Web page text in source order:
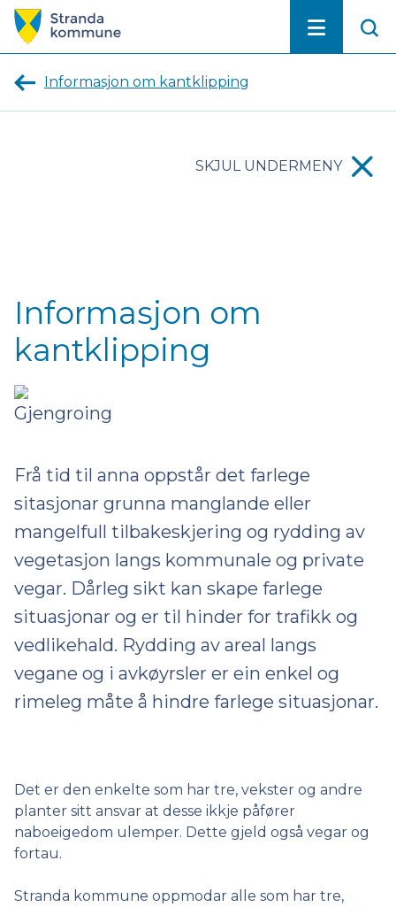
Stranda
kommune
Informasjon om kantklipping
SKJUL UNDERMENY
Informasjon om
kantklipping
Frå tid til anna oppstår det farlege
sitasjonar grunna manglande eller
mangelfull tilbakeskjering og rydding av
vegetasjon langs kommunale og private
vegar. Dårleg sikt kan skape farlege
situasjonar og er til hinder for trafikk og
vedlikehald. Rydding av areal langs
vegane og i avkøyrsler er ein enkel og
rimeleg måte å hindre farlege situasjonar.
Det er den enkelte som har tre, vekster og andre
planter sitt ansvar at desse ikkje påfører
naboeigedom ulemper. Dette gjeld også vegar og
fortau.
Stranda kommune oppmodar alle som har tre,